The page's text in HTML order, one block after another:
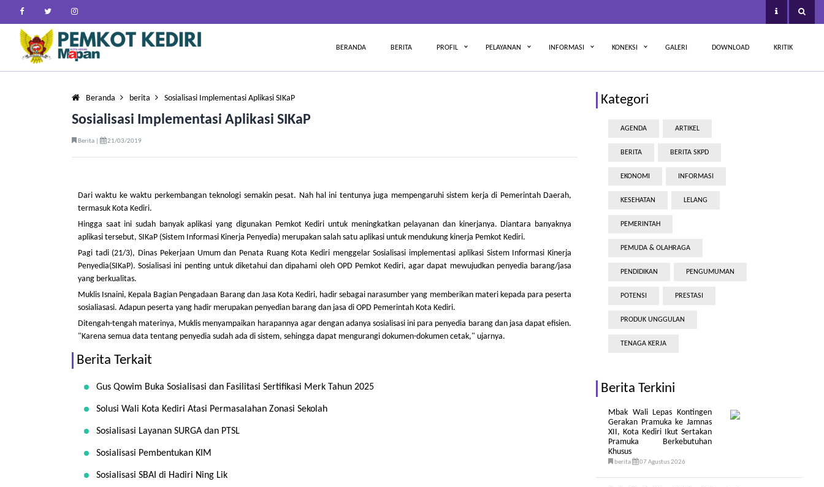
BERANDA BERITA PROFIL PELAYANAN INFORMASI KONEKSI GALERI DOWNLOAD KRITIK
Beranda berita Sosialisasi Implementasi Aplikasi SIKaP
Sosialisasi Implementasi Aplikasi SIKaP
Berita | 21/03/2019
Dari waktu ke waktu perkembangan teknologi semakin pesat. Nah hal ini tentunya juga mempengaruhi sistem kerja di Pemerintah Daerah,
termasuk Kota Kediri.
Hingga saat ini sudah banyak aplikasi yang digunakan Pemkot Kediri untuk meningkatkan pelayanan dan kinerjanya. Diantara banyaknya
aplikasi tersebut, SIKaP (Sistem Informasi Kinerja Penyedia) merupakan salah satu aplikasi untuk mendukung kinerja Pemkot Kediri.
Pagi tadi (21/3), Dinas Pekerjaan Umum dan Penata Ruang Kota Kediri menggelar Sosialisasi implementasi aplikasi Sistem Informasi Kinerja
Penyedia(SIKaP). Sosialisasi ini penting untuk diketahui dan dipahami oleh OPD Pemkot Kediri, agar dapat mewujudkan penyedia barang/jasa
yang berkualitas.
Muklis Isnaini, Kepala Bagian Pengadaan Barang dan Jasa Kota Kediri, hadir sebagai narasumber yang memberikan materi kepada para peserta
sosialiasasi. Adapun peserta yang hadir merupakan penyedian barang dan jasa di OPD Pemerintah Kota Kediri.
Ditengah-tengah materinya, Muklis menyampaikan harapannya agar dengan adanya sosialisasi ini para penyedia barang dan jasa dapat efisien.
"Karena semua data tentang penyedia sudah ada di sistem, sehingga dapat mengurangi dokumen-dokumen cetak," ujarnya.
Berita Terkait
Gus Qowim Buka Sosialisasi dan Fasilitasi Sertifikasi Merk Tahun 2025
Solusi Wali Kota Kediri Atasi Permasalahan Zonasi Sekolah
Sosialisasi Layanan SURGA dan PTSL
Sosialisasi Pembentukan KIM
Sosialisasi SBAI di Hadiri Ning Lik
Kategori
AGENDA ARTIKEL
BERITA BERITA SKPD
EKONOMI INFORMASI
KESEHATAN LELANG
PEMERINTAH
PEMUDA & OLAHRAGA
PENDIDIKAN PENGUMUMAN
POTENSI PRESTASI
PRODUK UNGGULAN
TENAGA KERJA
Berita Terkini
Mbak Wali Lepas Kontingen
Gerakan Pramuka ke Jamnas
XII, Kota Kediri Ikut Sertakan
Pramuka Berkebutuhan
Khusus
berita 07 Agustus 2026